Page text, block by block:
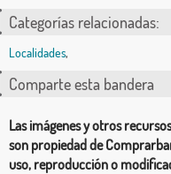
Categorías relacionadas:
Localidades,
Comparte esta bandera
Las imágenes y otros
son propiedad de
uso, reproducción o